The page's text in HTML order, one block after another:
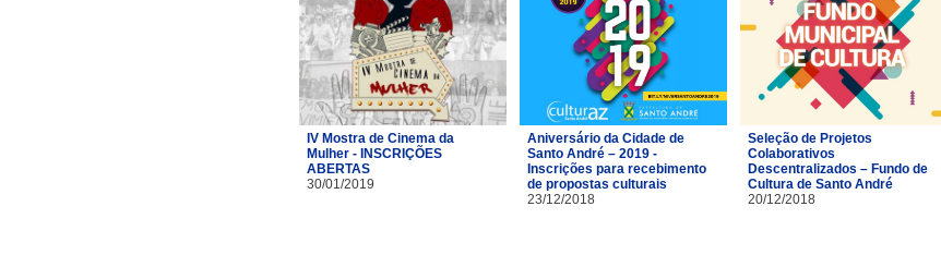
IV Mostra de Cinema da
Mulher - INSCRIÇÕES
ABERTAS
30/01/2019
Aniversário da Cidade de
Santo André – 2019 -
Inscrições para recebimento
de propostas culturais
23/12/2018
Seleção de Projetos
Colaborativos
Descentralizados – Fundo de
Cultura de Santo André
20/12/2018